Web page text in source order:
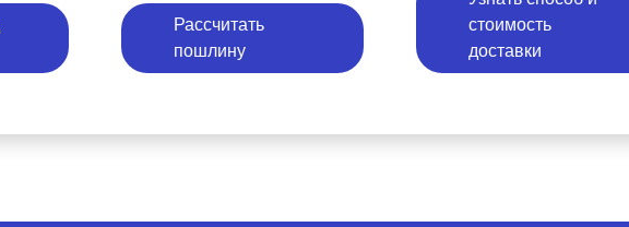
Рассчитать
пошлину
стоимость
доставки